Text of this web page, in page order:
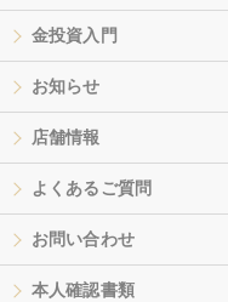
金投資入門
お知らせ
店舗情報
よくあるご質問
お問い合わせ
本人確認書類